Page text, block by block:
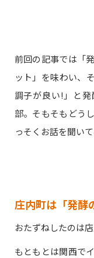
前回の記事では「
ット」を味わい、
調子が良い!」と
部。そもそもどう
っそくお話を聞い
庄内町は「発酵
おたずねしたのは
もともとは関西で